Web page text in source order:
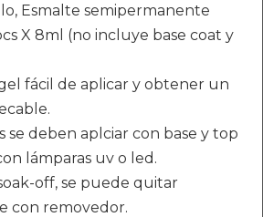
Esmalte semipermanente
X 8ml (no incluye base coat y
fácil de aplicar y obtener un
se deben aplciar con base y top
lámparas uv o led.
off, se puede quitar
con removedor.